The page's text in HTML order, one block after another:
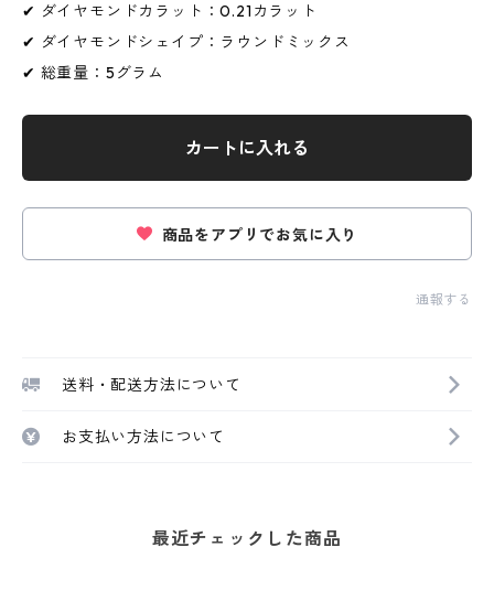
✔ ダイヤモンドカラット：0.21カラット
✔ ダイヤモンドシェイプ：ラウンドミックス
✔ 総重量：5グラム
カートに入れる
商品をアプリでお気に入り
通報する
送料・配送方法について
お支払い方法について
最近チェックした商品